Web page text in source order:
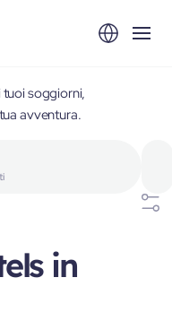
tuoi soggiorni,
avventura.
in